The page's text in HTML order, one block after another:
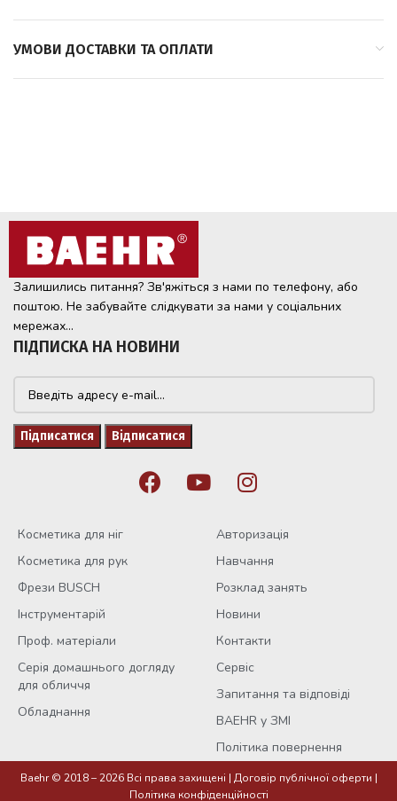
УМОВИ ДОСТАВКИ ТА ОПЛАТИ
Залишились питання? Зв'яжіться з нами по телефону, або
поштою. Не забувайте слідкувати за нами у соціальних
мережах...
ПІДПИСКА НА НОВИНИ
Косметика для ніг
Косметика для рук
Фрези BUSCH
Інструментарій
Проф. матеріали
Серія домашнього догляду
для обличчя
Обладнання
Авторизація
Навчання
Розклад занять
Новини
Контакти
Сервіс
Запитання та відповіді
BAEHR у ЗМІ
Політика повернення
Baehr © 2018 – 2026 Всі права захищені | Договір публічної оферти |
Політика конфіденційності
Шина при
вальгусній
деформації